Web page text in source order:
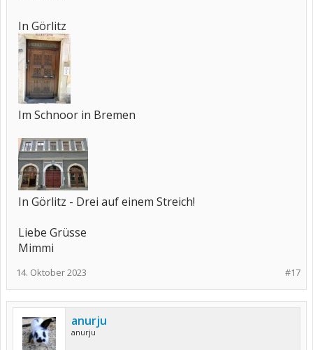
In Görlitz
Im Schnoor in Bremen
In Görlitz - Drei auf einem Streich!
Liebe Grüsse
Mimmi
#17
14. Oktober 2023
anurju
anurju